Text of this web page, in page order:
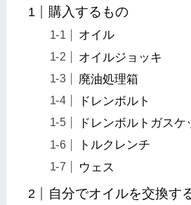
購入するもの
オイル
オイルジョッキ
廃油処理箱
ドレンボルト
ドレンボルトガスケ
トルクレンチ
ウェス
自分でオイルを交換す